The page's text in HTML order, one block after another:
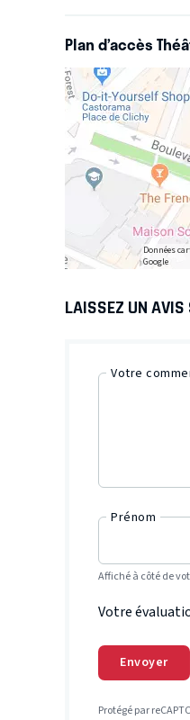
Plan d’accès
Données
Google
LAISSEZ UN AVIS
Votre
Prénom
Affiché à côté de
Votre
Envoyer
Protégé par